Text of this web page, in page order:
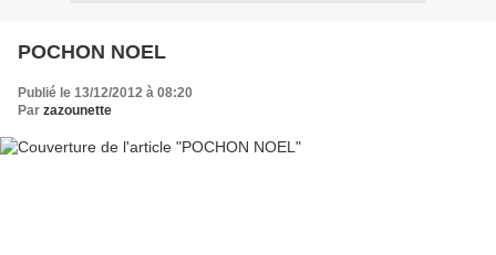
POCHON NOEL
Publié le 13/12/2012 à 08:20
Par zazounette